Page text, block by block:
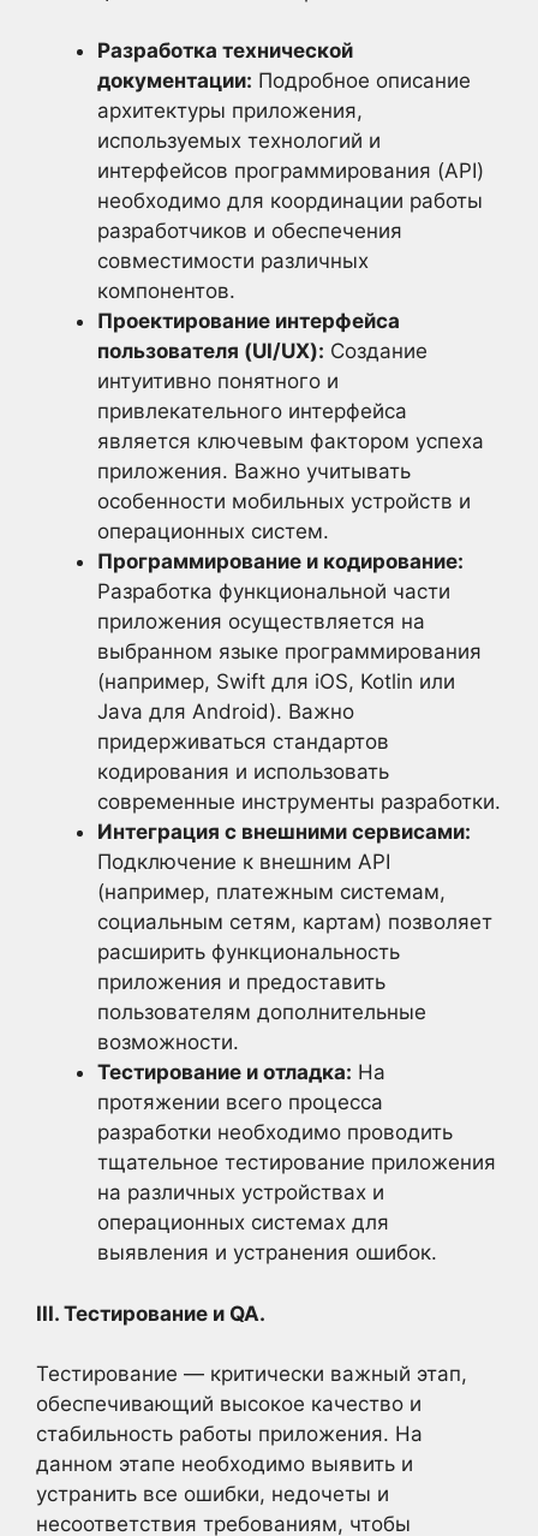
Разработка технической
документации: Подробное описание
архитектуры приложения,
используемых технологий и
интерфейсов программирования (API)
необходимо для координации работы
разработчиков и обеспечения
совместимости различных
компонентов.
Проектирование интерфейса
пользователя (UI/UX): Создание
интуитивно понятного и
привлекательного интерфейса
является ключевым фактором успеха
приложения. Важно учитывать
особенности мобильных устройств и
операционных систем.
Программирование и кодирование:
Разработка функциональной части
приложения осуществляется на
выбранном языке программирования
(например, Swift для iOS, Kotlin или
Java для Android). Важно
придерживаться стандартов
кодирования и использовать
современные инструменты разработки.
Интеграция с внешними сервисами:
Подключение к внешним API
(например, платежным системам,
социальным сетям, картам) позволяет
расширить функциональность
приложения и предоставить
пользователям дополнительные
возможности.
Тестирование и отладка: На
протяжении всего процесса
разработки необходимо проводить
тщательное тестирование приложения
на различных устройствах и
операционных системах для
выявления и устранения ошибок.
III. Тестирование и QA.
Тестирование — критически важный этап,
обеспечивающий высокое качество и
стабильность работы приложения. На
данном этапе необходимо выявить и
устранить все ошибки, недочеты и
несоответствия требованиям, чтобы